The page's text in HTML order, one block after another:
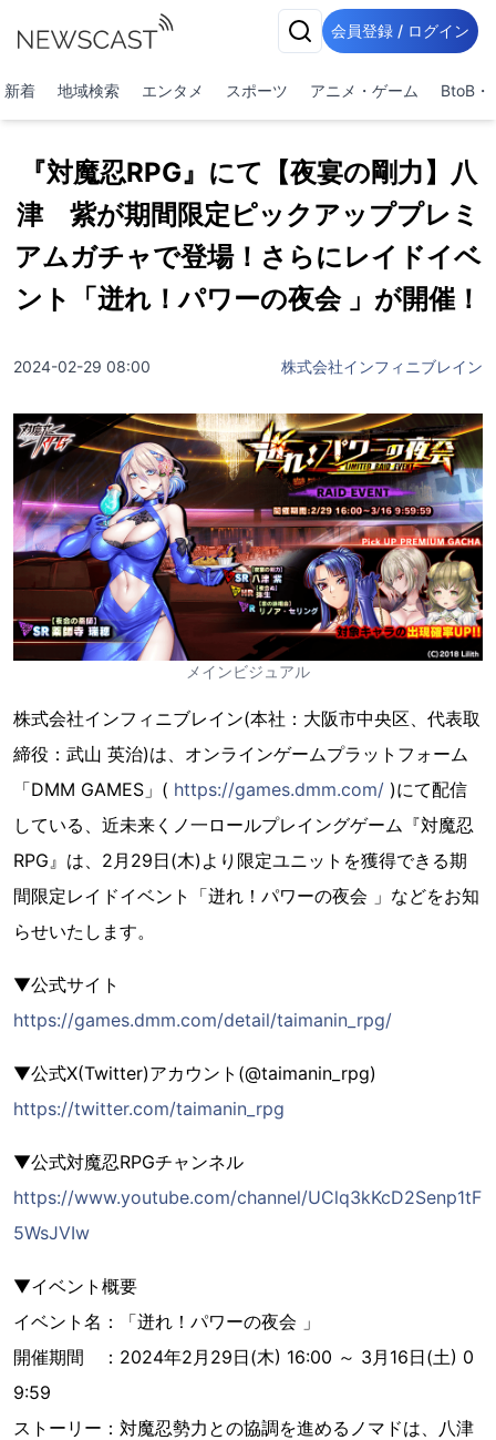
会員登録 / ログイン
新着 地域検索 エンタメ スポーツ アニメ・ゲーム BtoB・
『対魔忍RPG』にて【夜宴の剛力】八
津 紫が期間限定ピックアッププレミ
アムガチャで登場！さらにレイドイベ
ント「迸れ！パワーの夜会 」が開催！
2024-02-29 08:00 株式会社インフィニブレイン
メインビジュアル
株式会社インフィニブレイン(本社：大阪市中央区、代表取
締役：武山 英治)は、オンラインゲームプラットフォーム
「DMM GAMES」( https://games.dmm.com/ )にて配信
している、近未来くノ一ロールプレイングゲーム『対魔忍
RPG』は、2月29日(木)より限定ユニットを獲得できる期
間限定レイドイベント「迸れ！パワーの夜会 」などをお知
らせいたします。
▼公式サイト
https://games.dmm.com/detail/taimanin_rpg/
▼公式X(Twitter)アカウント(@taimanin_rpg)
https://twitter.com/taimanin_rpg
▼公式対魔忍RPGチャンネル
https://www.youtube.com/channel/UClq3kKcD2Senp1tF
5WsJVIw
▼イベント概要
イベント名：「迸れ！パワーの夜会 」
開催期間 ：2024年2月29日(木) 16:00 ～ 3月16日(土) 0
9:59
ストーリー：対魔忍勢力との協調を進めるノマドは、八津